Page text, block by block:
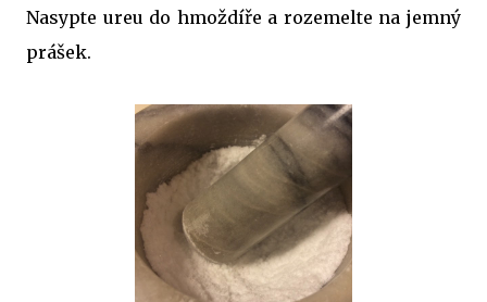
Nasypte ureu do hmoždíře a rozemelte na jemný
prášek.